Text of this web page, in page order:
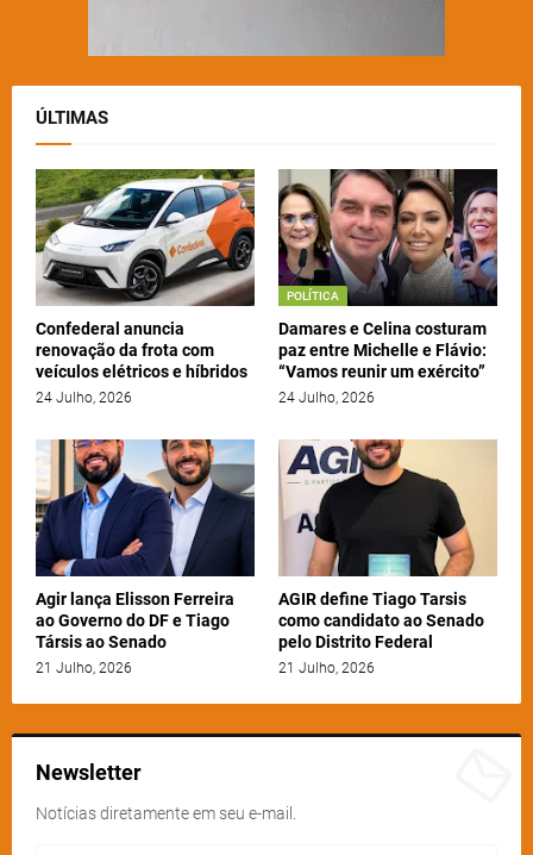
ÚLTIMAS
Confederal anuncia
renovação da frota com
veículos elétricos e híbridos
24 Julho, 2026
POLÍTICA
Damares e Celina costuram
paz entre Michelle e Flávio:
“Vamos reunir um exército”
24 Julho, 2026
Agir lança Elisson Ferreira
ao Governo do DF e Tiago
Társis ao Senado
21 Julho, 2026
AGIR define Tiago Tarsis
como candidato ao Senado
pelo Distrito Federal
21 Julho, 2026
Newsletter
Notícias diretamente em seu e-mail.